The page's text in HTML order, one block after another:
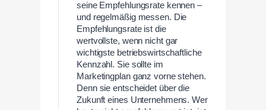
seine Empfehlungsrate kennen –
und regelmäßig messen. Die
Empfehlungsrate ist die
wertvollste, wenn nicht gar
wichtigste betriebswirtschaftliche
Kennzahl. Sie sollte im
Marketingplan ganz vorne stehen.
Denn sie entscheidet über die
Zukunft eines Unternehmens. Wer